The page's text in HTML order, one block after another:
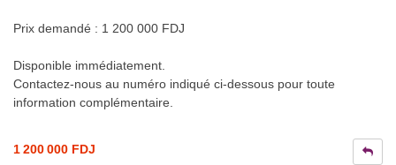
Prix demandé : 1 200 000 FDJ
Disponible immédiatement.
Contactez-nous au numéro indiqué ci-dessous pour toute
information complémentaire.
1 200 000 FDJ